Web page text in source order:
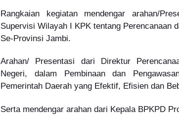
Rangkaian kegiatan mendengar arahan/
Supervisi Wilayah I KPK tentang Perencanaan
Se-Provinsi Jambi.
Arahan/ Presentasi dari Direktur
Negeri, dalam Pembinaan dan
Pemerintah Daerah yang Efektif, Efisien dan
Serta mendengar arahan dari Kepala BPKPD